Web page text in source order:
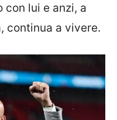
con lui e anzi, a
continua a vivere.